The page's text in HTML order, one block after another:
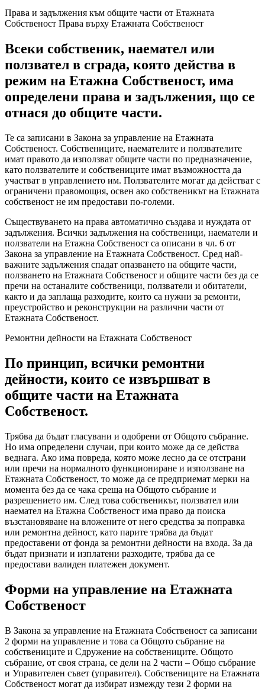
Права и задължения към общите части от Етажната
Собственост Права върху Етажната Собственост
Всеки собственик, наемател или
ползвател в сграда, която действа в
режим на Етажна Собственост, има
определени права и задължения, що се
отнася до общите части.
Те са записани в Закона за управление на Етажната
Собственост. Собствениците, наемателите и ползвателите
имат правото да използват общите части по предназначение,
като ползвателите и собствениците имат възможността да
участват в управлението им. Ползвателите могат да действат с
ограничени правомощия, освен ако собственикът на Етажната
собственост не им предостави по-големи.
Съществуването на права автоматично създава и нуждата от
задължения. Всички задължения на собственици, наематели и
ползватели на Етажна Собственост са описани в чл. 6 от
Закона за управление на Етажната Собственост. Сред най-
важните задължения спадат опазването на общите части,
ползването на Етажната Собственост и общите части без да се
пречи на останалите собственици, ползватели и обитатели,
както и да заплаща разходите, които са нужни за ремонти,
преустройство и реконструкции на различни части от
Етажната Собственост.
Ремонтни дейности на Етажната Собственост
По принцип, всички ремонтни
дейности, които се извършват в
общите части на Етажната
Собственост.
Трябва да бъдат гласувани и одобрени от Общото събрание.
Но има определени случаи, при които може да се действа
веднага. Ако има повреда, която може лесно да се отстрани
или пречи на нормалното функциониране и използване на
Етажната Собственост, то може да се предприемат мерки на
момента без да се чака среща на Общото събрание и
разрешението им. След това собственикът, ползвател или
наемател на Етажна Собственост има право да поиска
възстановяване на вложените от него средства за поправка
или ремонтна дейност, като парите трябва да бъдат
предоставени от фонда за ремонтни дейности на входа. За да
бъдат признати и изплатени разходите, трябва да се
предостави валиден платежен документ.
Форми на управление на Етажната
Собственост
В Закона за управление на Етажната Собственост са записани
2 форми на управление и това са Общото събрание на
собствениците и Сдружение на собствениците. Общото
събрание, от своя страна, се дели на 2 части – Общо събрание
и Управителен съвет (управител). Собствениците на Етажната
Собственост могат да избират измежду тези 2 форми на